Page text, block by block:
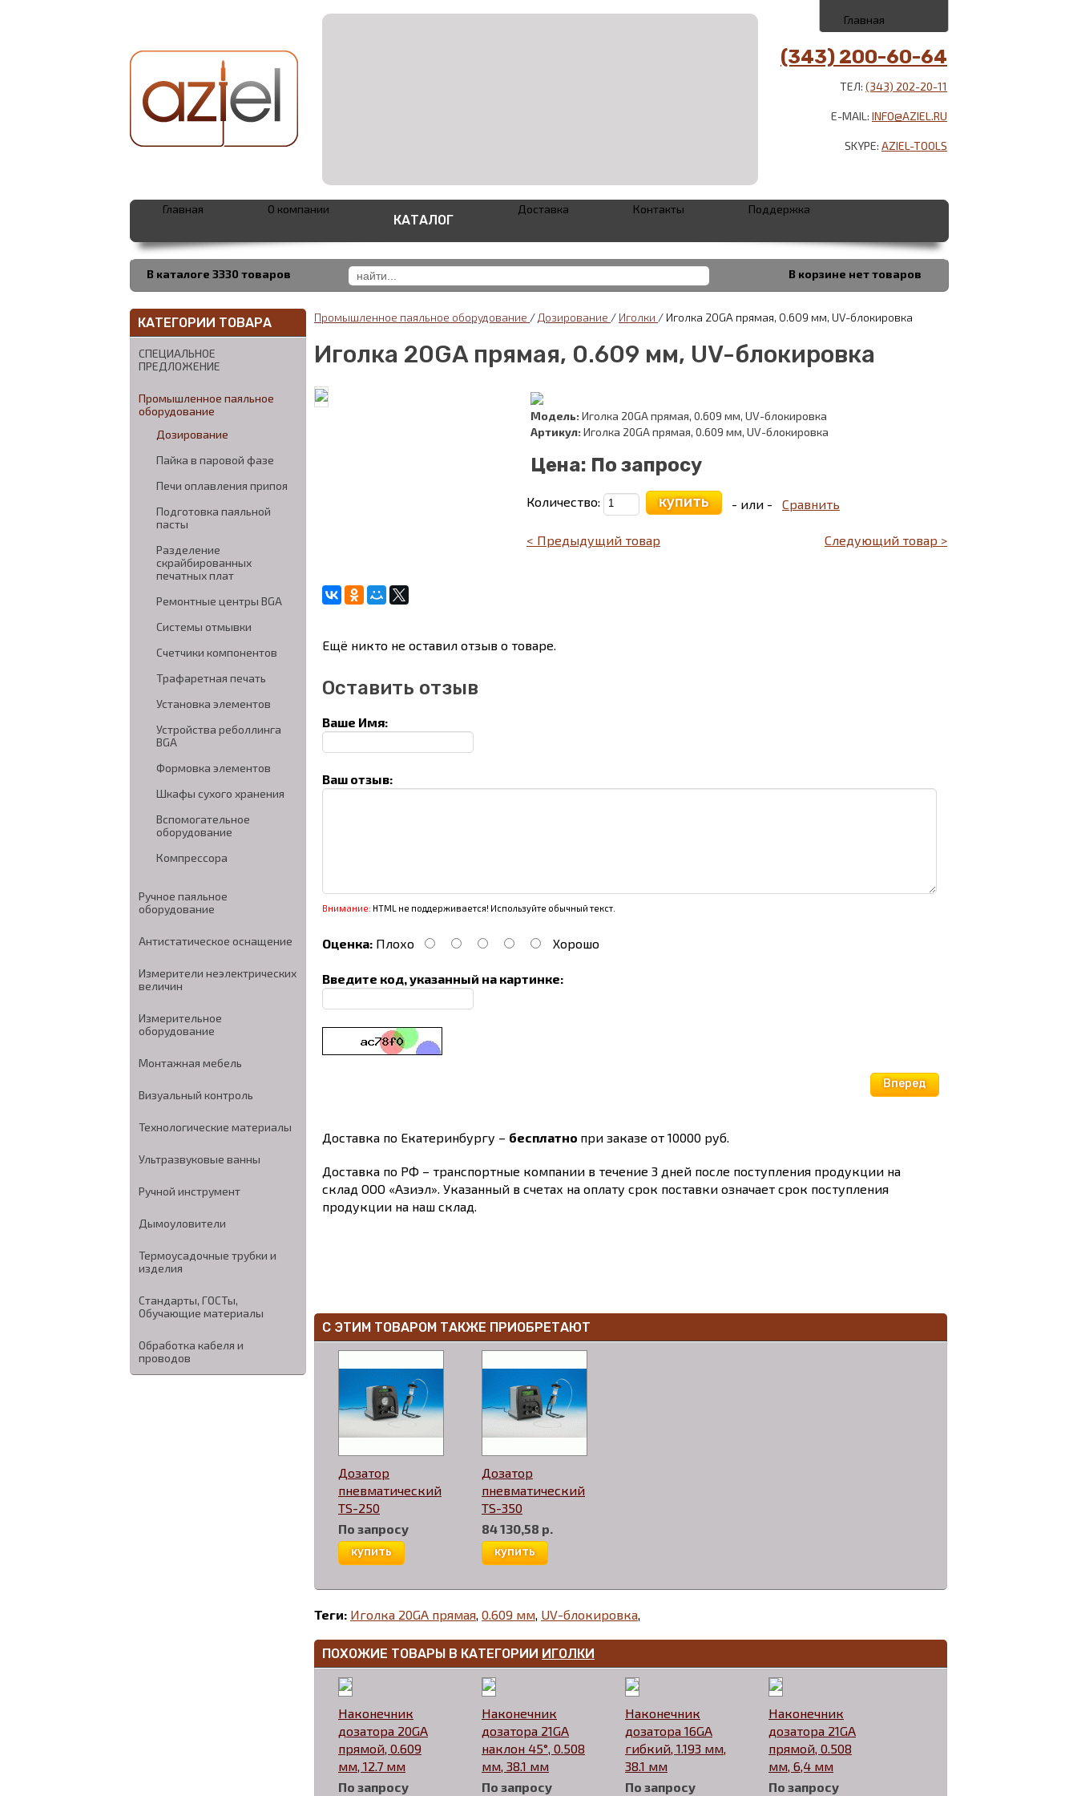
Главная
(343) 200-60-64
ТЕЛ: (343) 202-20-11
E-MAIL: INFO@AZIEL.RU
SKYPE: AZIEL-TOOLS
В каталоге 3330 товаров В корзине нет товаров
Главная О компании
КАТАЛОГ
Доставка Контакты Поддержка
КАТЕГОРИИ ТОВАРА
СПЕЦИАЛЬНОЕ
ПРЕДЛОЖЕНИЕ
Промышленное паяльное
оборудование
Дозирование
Пайка в паровой фазе
Печи оплавления припоя
Подготовка паяльной
пасты
Разделение
скрайбированных
печатных плат
Ремонтные центры BGA
Системы отмывки
Счетчики компонентов
Трафаретная печать
Установка элементов
Устройства реболлинга
BGA
Формовка элементов
Шкафы сухого хранения
Вспомогательное
оборудование
Компрессора
Ручное паяльное
оборудование
Антистатическое оснащение
Измерители неэлектрических
величин
Измерительное
оборудование
Монтажная мебель
Визуальный контроль
Технологические материалы
Ультразвуковые ванны
Ручной инструмент
Дымоуловители
Термоусадочные трубки и
изделия
Стандарты, ГОСТы,
Обучающие материалы
Обработка кабеля и
проводов
Промышленное паяльное оборудование / Дозирование / Иголки / Иголка 20GA прямая, 0.609 мм, UV-блокировка
Иголка 20GA прямая, 0.609 мм, UV-блокировка
Модель: Иголка 20GA прямая, 0.609 мм, UV-блокировка
Артикул: Иголка 20GA прямая, 0.609 мм, UV-блокировка
Цена: По запросу
Количество: купить - или - Сравнить
< Предыдущий товар Следующий товар >
Ещё никто не оставил отзыв о товаре.
Оставить отзыв
Ваше Имя:
Ваш отзыв:
Внимание: HTML не поддерживается! Используйте обычный текст.
Оценка: Плохо Хорошо
Введите код, указанный на картинке:
Вперед
Доставка по Екатеринбургу – бесплатно при заказе от 10000 руб.
Доставка по РФ – транспортные компании в течение 3 дней после поступления продукции на
склад ООО «Азиэл». Указанный в счетах на оплату срок поставки означает срок поступления
продукции на наш склад.
С ЭТИМ ТОВАРОМ ТАКЖЕ ПРИОБРЕТАЮТ
Дозатор
пневматический
TS-250
По запросу
купить
Дозатор
пневматический
TS-350
84 130,58 р.
купить
Теги: Иголка 20GA прямая 0.609 мм UV-блокировка
ПОХОЖИЕ ТОВАРЫ В КАТЕГОРИИ ИГОЛКИ
Наконечник
дозатора 20GA
прямой, 0.609
мм, 12.7 мм
По запросу
Наконечник
дозатора 21GA
наклон 45°, 0.508
мм, 38.1 мм
По запросу
Наконечник
дозатора 16GA
гибкий, 1.193 мм,
38.1 мм
По запросу
Наконечник
дозатора 21GA
прямой, 0.508
мм, 6,4 мм
По запросу